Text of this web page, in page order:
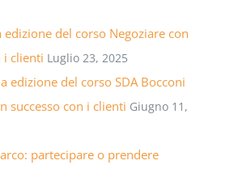
edizione del corso Negoziare con
i clienti Luglio 23, 2025
edizione del corso SDA Bocconi
successo con i clienti Giugno 11,
partecipare o prendere